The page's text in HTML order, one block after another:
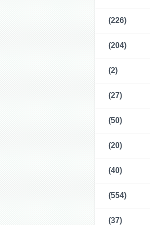
(226)
(204)
(2)
(27)
(50)
(20)
(40)
(554)
(37)